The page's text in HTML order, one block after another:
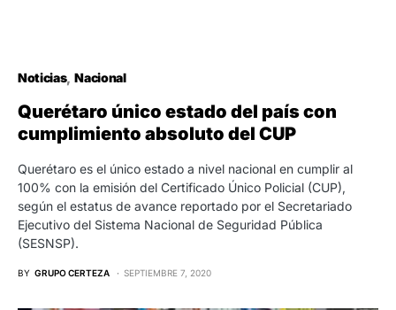
Noticias Nacional
Querétaro único estado del país con
cumplimiento absoluto del CUP
Querétaro es el único estado a nivel nacional en cumplir al
100% con la emisión del Certificado Único Policial (CUP),
según el estatus de avance reportado por el Secretariado
Ejecutivo del Sistema Nacional de Seguridad Pública
(SESNSP).
BY GRUPO CERTEZA SEPTIEMBRE 7, 2020